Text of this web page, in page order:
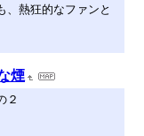
、熱狂的なファンと
煙
２